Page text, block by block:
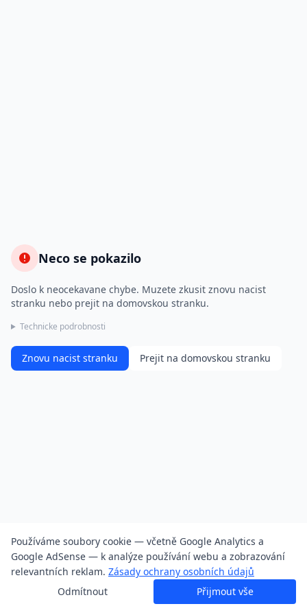
Neco se pokazilo
Doslo k neocekavane chybe. Muzete zkusit znovu nacist
stranku nebo prejit na domovskou stranku.
Technicke podrobnosti
Znovu nacist stranku Prejit na domovskou stranku
Používáme soubory cookie — včetně Google Analytics a
Google AdSense — k analýze používání webu a zobrazování
relevantních reklam. Zásady ochrany osobních údajů
Odmítnout
Přijmout vše